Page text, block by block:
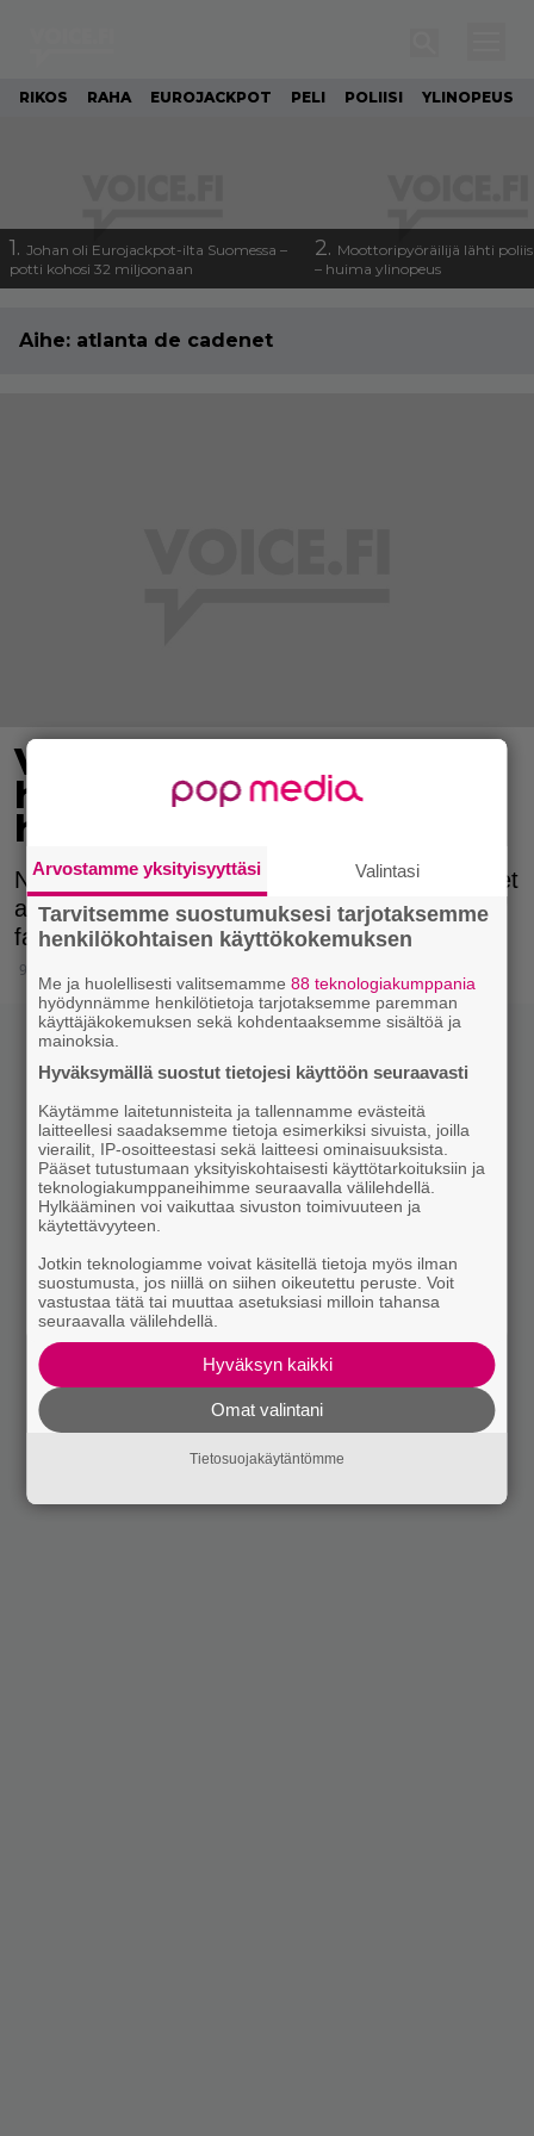
RIKOS RAHA EUROJACKPOT PELI POLIISI YLINOPEUS
1. Johan oli Eurojackpot-ilta Suomessa –
potti kohosi 32 miljoonaan
2. Moottoripyöräilijä lähti
– huima ylinopeus
Aihe: atlanta de cadenet
Vau! Farkkuhaalarit ovat
harvoin näyttäneet yhtä
hyvältä – ota mallia
Näyttelijänäkin uraa tehnyt Amanda de Cadenet
ansaitsee ehdottomasti täydet pisteet
farkkuhaalaristaan.
9.6.2015 07:45
Arvostamme yksityisyyttäsi Valintasi
Tarvitsemme suostumuksesi tarjotaksemme
henkilökohtaisen käyttökokemuksen
Me ja huolellisesti valitsemamme88 teknologiakumppania
hyödynnämme henkilötietoja tarjotaksemme paremman
käyttäjäkokemuksen sekä kohdentaaksemme sisältöä ja
mainoksia.
Hyväksymällä suostut tietojesi käyttöön seuraavasti
Käytämme laitetunnisteita ja tallennamme evästeitä
laitteellesi saadaksemme tietoja esimerkiksi sivuista, joilla
vierailit, IP-osoitteestasi sekä laitteesi ominaisuuksista.
Pääset tutustumaan yksityiskohtaisesti käyttötarkoituksiin ja
teknologiakumppaneihimme seuraavalla välilehdellä.
Hylkääminen voi vaikuttaa sivuston toimivuuteen ja
käytettävyyteen.
Jotkin teknologiamme voivat käsitellä tietoja myös ilman
suostumusta, jos niillä on siihen oikeutettu peruste. Voit
vastustaa tätä tai muuttaa asetuksiasi milloin tahansa
seuraavalla välilehdellä.
Hyväksyn kaikki
Omat valintani
Tietosuojakäytäntömme